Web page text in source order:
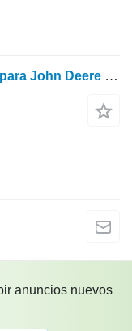
John Deere RG6135L034942 motor para John Deere 6135 tractor de ruedas para piezas
anuncios nuevos